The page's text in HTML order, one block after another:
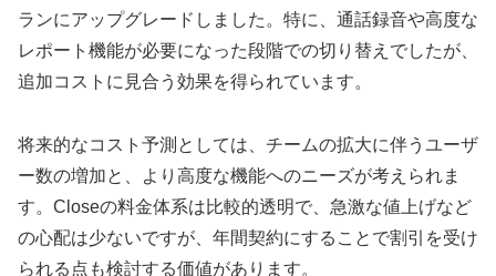
ランにアップグレードしました。特に、通話録音や高度な
レポート機能が必要になった段階での切り替えでしたが、
追加コストに見合う効果を得られています。
将来的なコスト予測としては、チームの拡大に伴うユーザ
ー数の増加と、より高度な機能へのニーズが考えられま
す。Closeの料金体系は比較的透明で、急激な値上げなど
の心配は少ないですが、年間契約にすることで割引を受け
られる点も検討する価値があります。